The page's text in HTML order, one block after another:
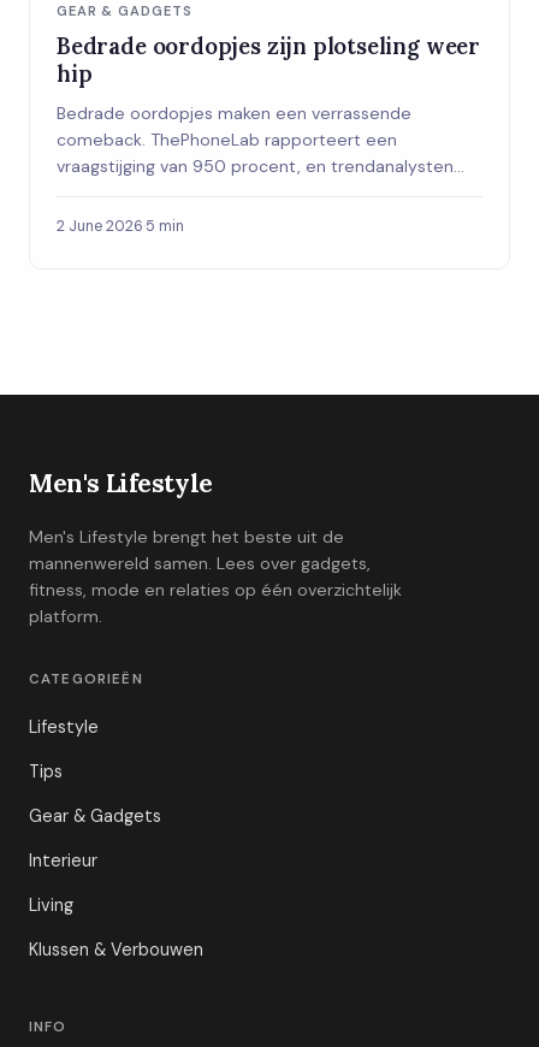
GEAR & GADGETS
Bedrade oordopjes zijn plotseling weer
hip
Bedrade oordopjes maken een verrassende
comeback. ThePhoneLab rapporteert een
vraagstijging van 950 procent, en trendanalysten
echt achter zit.
2 June 2026·5 min
Men's Lifestyle
Men's Lifestyle brengt het beste uit de
mannenwereld samen. Lees over gadgets,
fitness, mode en relaties op één overzichtelijk
platform.
CATEGORIEËN
Lifestyle
Tips
Gear & Gadgets
Interieur
Living
Klussen & Verbouwen
INFO